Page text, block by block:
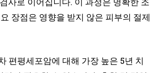
장점은 영향을 받지 않은 피부의 절제
편평세포암에 대해 가장 높은 5년 치